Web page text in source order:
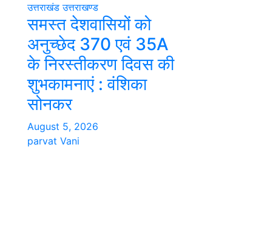
उत्तराखंड उत्तराखण्ड
समस्त देशवासियों को
अनुच्छेद 370 एवं 35A
के निरस्तीकरण दिवस की
शुभकामनाएं : वंशिका
सोनकर
August 5, 2026
parvat Vani